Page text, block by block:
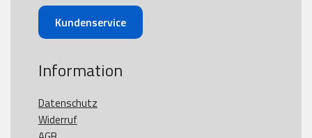
Kundenservice
Information
Datenschutz
Widerruf